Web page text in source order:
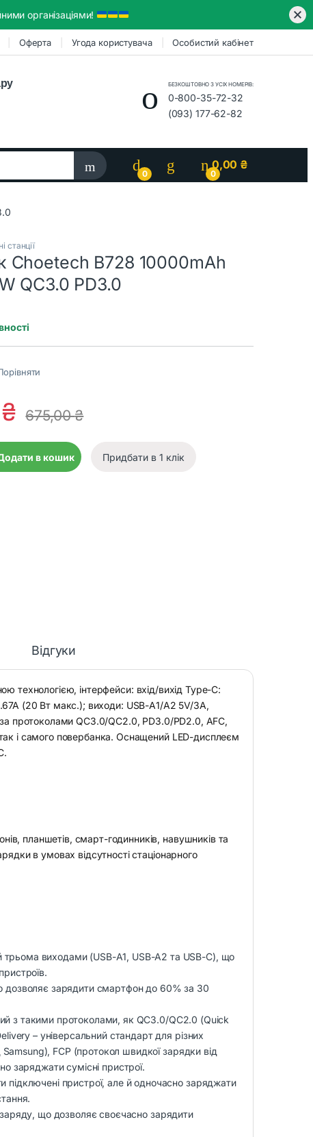
Оферта Угода користувача Особистий кабінет
БЕЗКОШТОВНО З УСІХ НОМЕРІВ:
0-800-35-72-32
(093) 177-62-82
0 0
0,00 ₴
станції
Choetech B728 10000mAh
QC3.0 PD3.0
₴ 675,00₴
B728 10000mAh Black 22.5W QC3.0 PD3.0 quantity
в кошик
Придбати в 1 клік
Відгуки
технологією, інтерфейси: вхід/вихід Type-C:
(20 Вт макс.); виходи: USB-A1/A2 5V/3A,
протоколами QC3.0/QC2.0, PD3.0/PD2.0, AFC,
і самого повербанка. Оснащений LED-дисплеєм
планшетів, смарт-годинників, навушників та
в умовах відсутності стаціонарного
трьома виходами (USB-A1, USB-A2 та USB-C), що
зарядити смартфон до 60% за 30
з такими протоколами, як QC3.0/QC2.0 (Quick
– універсальний стандарт для різних
FCP (протокол швидкої зарядки від
заряджати сумісні пристрої.
пристрої, але й одночасно заряджати
що дозволяє своєчасно зарядити
організаціями!